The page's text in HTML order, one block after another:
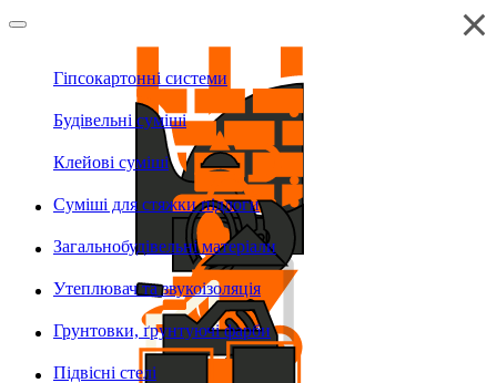
Гіпсокартонні системи
Будівельні суміші
Клейові суміші
Суміші для стяжки підлоги
Загальнобудівельні матеріали
Утеплювач та звукоізоляція
Грунтовки, ґрунтуючі фарби
Підвісні стелі